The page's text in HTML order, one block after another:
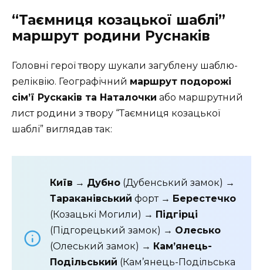
“Таємниця козацької шаблі”
маршрут родини Руснаків
Головні герої твору шукали загублену шаблю-
реліквію. Географічний маршрут подорожі
сім’ї Рускаків та Наталочки або маршрутний
лист родини з твору “Таємниця козацької
шаблі” виглядав так:
Київ → Дубно (Дубенський замок) →
Тараканівський форт → Берестечко
(Козацькі Могили) → Підгірці
(Підгорецький замок) → Олесько
(Олеський замок) → Кам’янець-
Подільський (Кам’янець-Подільська